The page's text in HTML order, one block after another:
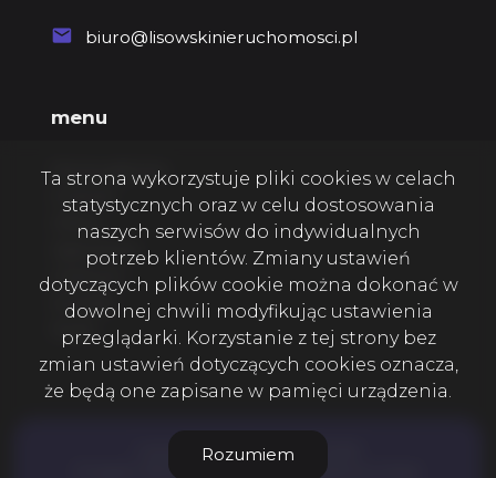
biuro@lisowskinieruchomosci.pl
menu
Strona główna
O firmie
Oferty
Zgłoszenia
Ulubione
Kontakt
Rodo
Lisowski nieruchomości © 2026
Program dla biur nieruchomości
Galactica Virgo
Ta strona wykorzystuje pliki cookies w celach
statystycznych oraz w celu dostosowania
naszych serwisów do indywidualnych
potrzeb klientów. Zmiany ustawień
dotyczących plików cookie można dokonać w
dowolnej chwili modyfikując ustawienia
przeglądarki. Korzystanie z tej strony bez
zmian ustawień dotyczących cookies oznacza,
że będą one zapisane w pamięci urządzenia.
Rozumiem